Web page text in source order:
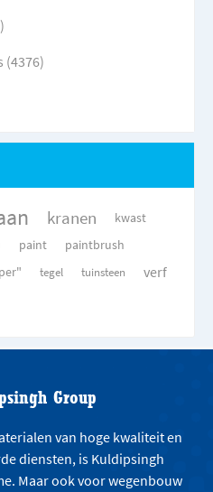
(4376)
kranen
kwast
paint
paintbrush
tegel tuinsteen verf
Group
van hoge kwaliteit en
diensten, is Kuldipsingh
Maar ook voor wegenbouw